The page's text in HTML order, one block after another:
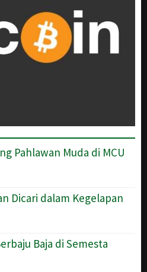
Pahlawan Muda di MCU
Dicari dalam Kegelapan
Baja di Semesta